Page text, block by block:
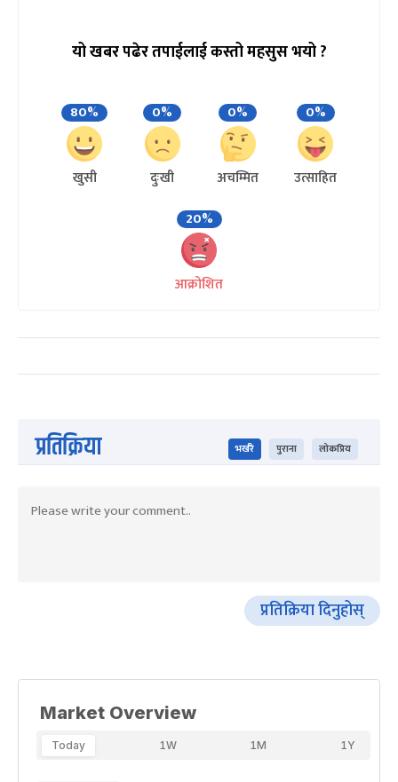
यो खबर पढेर तपाईलाई कस्तो महसुस भयो ?
80%
खुसी
0%
दुःखी
0%
अचम्मित
0%
उत्साहित
20%
आक्रोशित
प्रतिक्रिया भर्खरै पुराना लोकप्रिय
प्रतिक्रिया दिनुहोस्